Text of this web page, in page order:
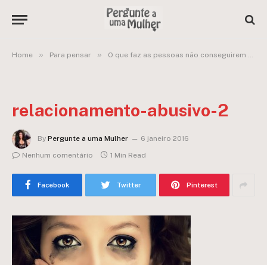
Home » Para pensar » O que faz as pessoas não conseguirem sair de um relacionamento abusivo?
relacionamento-abusivo-2
By Pergunte a uma Mulher
6 janeiro 2016
Nenhum comentário
1 Min Read
Facebook Twitter Pinterest